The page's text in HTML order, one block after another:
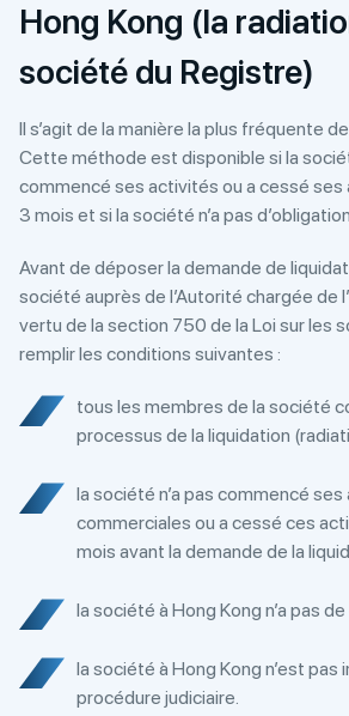
Hong Kong (la
société du Registre)
Il s’agit de la manière la plus fréquente
Cette méthode est disponible si la
commencé ses activités ou a cessé ses
3 mois et si la société n’a pas
Avant de déposer la demande de
société auprès de l’Autorité chargée de
vertu de la section 750 de la Loi sur les
remplir les conditions suivantes :
tous les membres de la société
processus de la liquidation
la société n’a pas commencé
commerciales ou a cessé ces
mois avant la demande de la
la société à Hong Kong n’a pas
la société à Hong Kong n’est pas
procédure judiciaire.